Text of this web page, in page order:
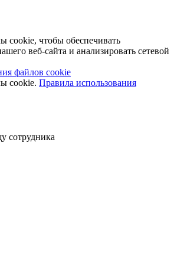
cookie, чтобы обеспечивать
веб-сайта и анализировать сетевой
файлов cookie
cookie. Правила использования
сотрудника